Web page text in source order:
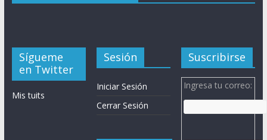
Sígueme
en Twitter
Mis tuits
Sesión
Iniciar Sesión
Cerrar Sesión
Suscribirse
Ingresa tu correo: